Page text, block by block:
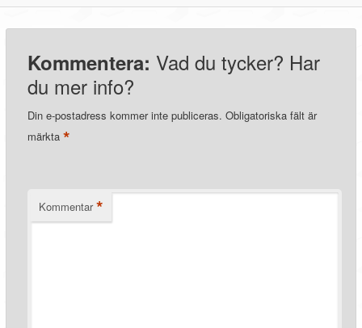
Kommentera: Vad du tycker? Har
du mer info?
Din e-postadress kommer inte publiceras. Obligatoriska fält är
märkta*
Kommentar *